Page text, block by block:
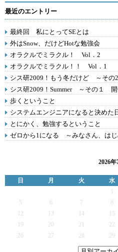
最近のエントリー
最終回 私にとってSEとは
外はSnow、だけどHotな勉強会
オラクルでミラクル！ Vol．2
オラクルでミラクル！！ Vol．1
シス研2009！もう冬だけど ～そ
シス研2009！Summer ～その１ 開
歩くということ
システムエンジニアになると決めた
とにかく、勉強するということ
ゼロから1になる ～みなさん、はじ
2026年
日 月 火 水
5
6 7
12
13 14 15
19
20 21 22
26
27 28 29